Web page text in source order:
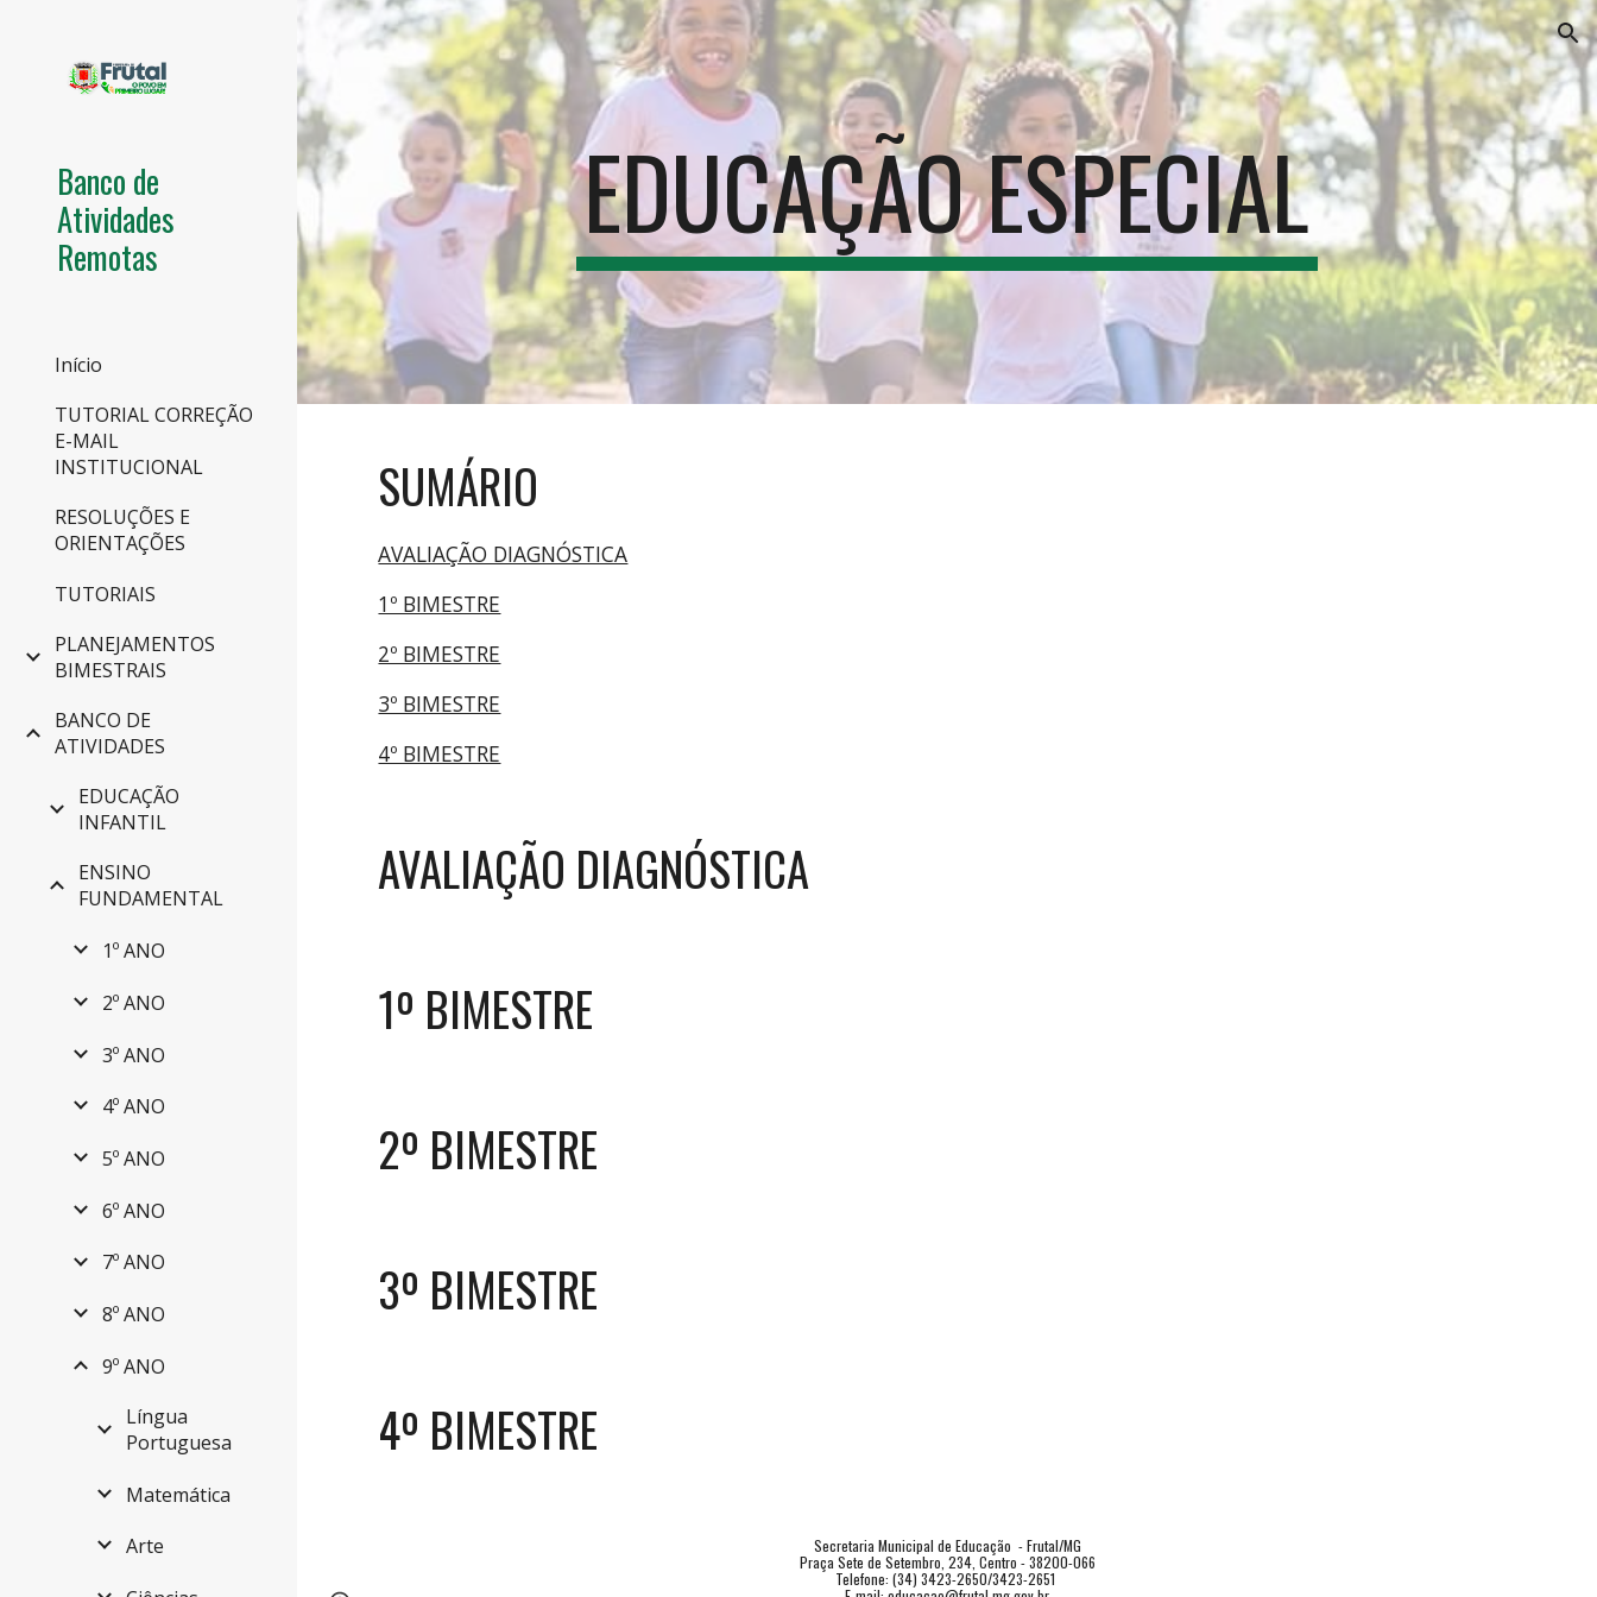
Skip to main content Skip to navigation
Banco de
Atividades
Remotas
Início
TUTORIAL CORREÇÃO
E-MAIL
INSTITUCIONAL
RESOLUÇÕES E
ORIENTAÇÕES
TUTORIAIS
PLANEJAMENTOS
BIMESTRAIS
BANCO DE
ATIVIDADES
EDUCAÇÃO
INFANTIL
ENSINO
FUNDAMENTAL
1º ANO
2º ANO
3º ANO
4º ANO
5º ANO
6º ANO
7º ANO
8º ANO
9º ANO
Língua
Portuguesa
Matemática
Arte
EDUCAÇÃO ESPECIAL
SUMÁRIO
AVALIAÇÃO DIAGNÓSTICA
1º BIMESTRE
2º BIMESTRE
3º BIMESTRE
4º BIMESTRE
AVALIAÇÃO DIAGNÓSTICA
1º BIMESTRE
2º BIMESTRE
3º BIMESTRE
4º BIMESTRE
Secretaria Municipal de Educação  - Frutal/MG
Praça Sete de Setembro, 234, Centro - 38200-066
Telefone: (34) 3423-2650/3423-2651